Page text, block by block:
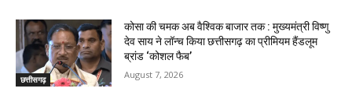
छत्तीसगढ़
कोसा की चमक अब वैश्विक बाजार तक : मुख्यमंत्री विष्णु
देव साय ने लॉन्च किया छत्तीसगढ़ का प्रीमियम हैंडलूम
ब्रांड ‘कोशल फैब’
August 7, 2026